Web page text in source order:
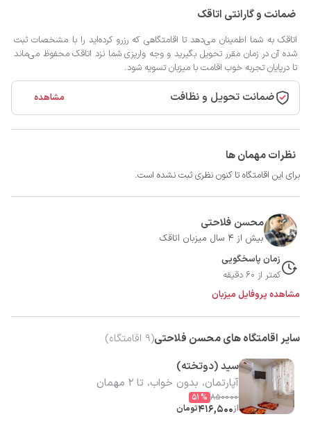
ضمانت و گارانتی اتاقک
اتاقک به شما اطمینان می‌دهد تا اقامتگاهی که رزرو کرده‌اید را با مشخصات ثبت
شده آن در زمان مقرر تحویل بگیرید و وجه واریزی شما نزد اتاقک محفوظ می‌ماند
تا درپایان تجربه خوب اقامت با میزبان تسویه شود.
ضمانت تحویل و نظافت مشاهده
نظرات مهمان ها
برای این اقامتگاه تا کنون نظری ثبت نشده است.
محسن فلاحتی
بیش از 4 سال میزبان اتاقک
زمان پاسخگویی
کمتر از 60 دقیقه
مشاهده پروفایل میزبان
سایر اقامتگاه های محسن فلاحتی(
9 اقامتگاه)
سید (دوتخته)
آپارتمان، بدون خواب، تا 2 مهمان
850000
51%
از416,500تومان